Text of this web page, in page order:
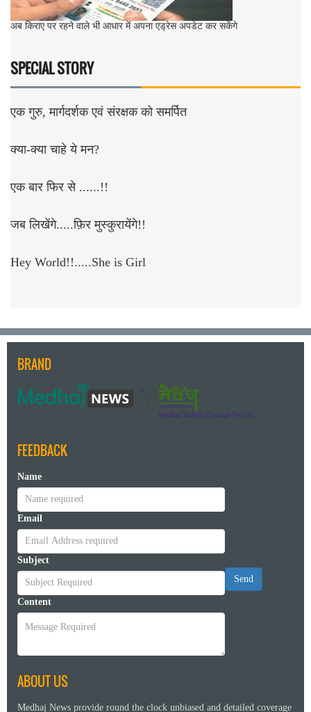
अब किराए पर रहने वाले भी आधार में अपना एड्रेस अपडेट कर सकेंगे
SPECIAL STORY
एक गुरु, मार्गदर्शक एवं संरक्षक को समर्पित
क्या-क्या चाहे ये मन?
एक बार फिर से ......!!
जब लिखेंगे.....फ़िर मुस्कुरायेंगे!!
Hey World!!.....She is Girl
BRAND
FEEDBACK
Name
Email
Subject
Content
Send
ABOUT US
Medhaj News provide round the clock unbiased and detailed coverage